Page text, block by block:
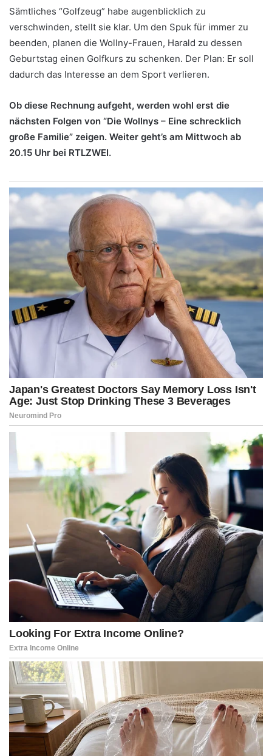
Sämtliches “Golfzeug” habe augenblicklich zu
verschwinden, stellt sie klar. Um den Spuk für immer zu
beenden, planen die Wollny-Frauen, Harald zu dessen
Geburtstag einen Golfkurs zu schenken. Der Plan: Er soll
dadurch das Interesse an dem Sport verlieren.
Ob diese Rechnung aufgeht, werden wohl erst die
nächsten Folgen von “Die Wollnys – Eine schrecklich
große Familie” zeigen. Weiter geht’s am Mittwoch ab
20.15 Uhr bei RTLZWEI.